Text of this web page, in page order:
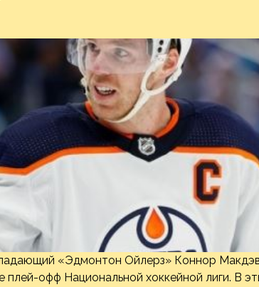
«Эдмонтон Ойлерз» Коннор
плей-офф Национальной хоккейной лиги. В